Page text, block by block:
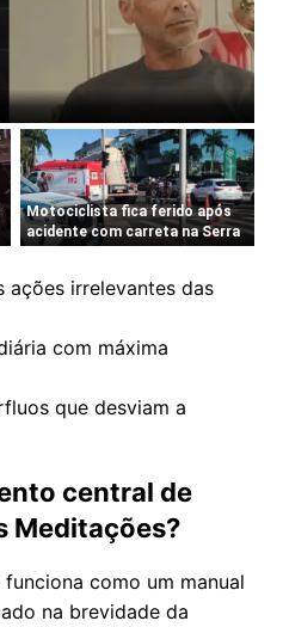
ações irrelevantes das
com máxima
que desviam a
central de
Meditações?
como um manual
na brevidade da